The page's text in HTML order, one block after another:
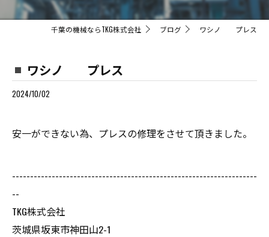
千葉の機械ならTKG株式会社 ブログ ワシノ プレス
ワシノ プレス
2024/10/02
安一ができない為、プレスの修理をさせて頂きました。
--------------------------------------------------------------------
--
TKG株式会社
茨城県坂東市神田山2-1